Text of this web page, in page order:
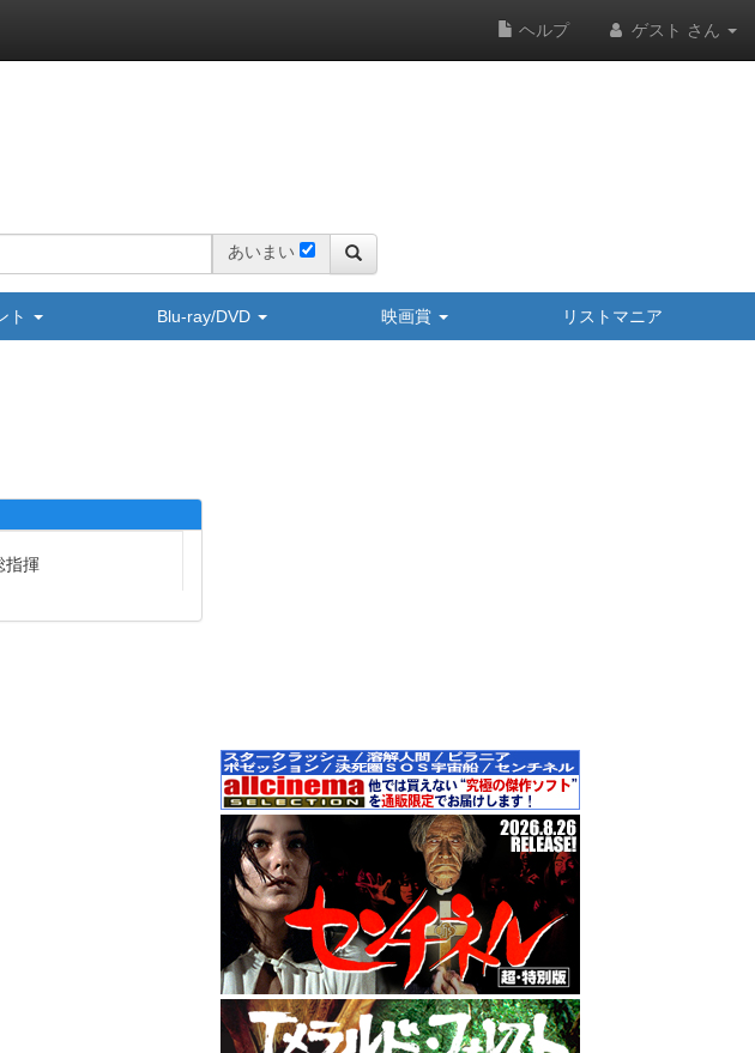
ヘルプ ゲスト さん
あいまい
ト Blu-ray/DVD 映画賞 リストマニア
指揮